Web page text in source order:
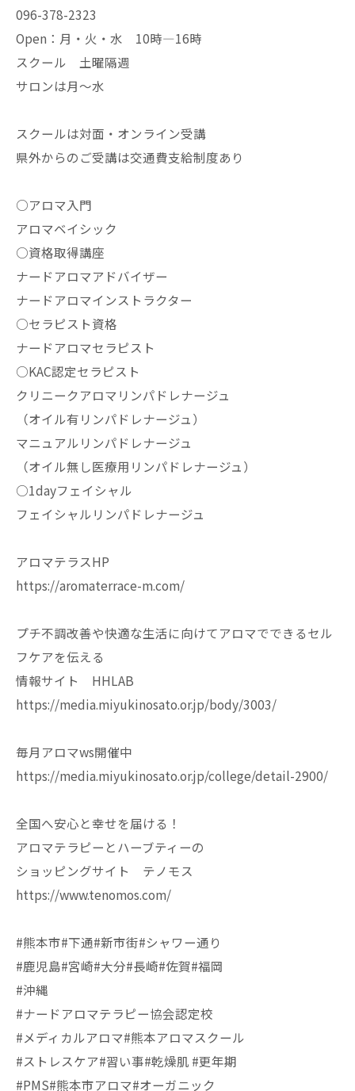
096-378-2323
Open：月・火・水 10時—16時
スクール 土曜隔週
サロンは月〜水
スクールは対面・オンライン受講
県外からのご受講は交通費支給制度あり
○アロマ入門
アロマベイシック
○資格取得講座
ナードアロマアドバイザー
ナードアロマインストラクター
○セラピスト資格
ナードアロマセラピスト
○KAC認定セラピスト
クリニークアロマリンパドレナージュ
（オイル有リンパドレナージュ）
マニュアルリンパドレナージュ
（オイル無し医療用リンパドレナージュ）
○1dayフェイシャル
フェイシャルリンパドレナージュ
アロマテラスHP
https://aromaterrace-m.com/
プチ不調改善や快適な生活に向けてアロマでできるセル
フケアを伝える
情報サイト HHLAB
https://media.miyukinosato.or.jp/body/3003/
毎月アロマws開催中
https://media.miyukinosato.or.jp/college/detail-2900/
全国へ安心と幸せを届ける！
アロマテラピーとハーブティーの
ショッピングサイト テノモス
https://www.tenomos.com/
#熊本市#下通#新市街#シャワー通り
#鹿児島#宮崎#大分#長崎#佐賀#福岡
#沖縄
#ナードアロマテラピー協会認定校
#メディカルアロマ#熊本アロマスクール
#ストレスケア#習い事#乾燥肌 #更年期
#PMS#熊本市アロマ#オーガニック